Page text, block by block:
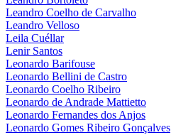
Leandro Coelho de Carvalho
Leandro Velloso
Leila Cuéllar
Lenir Santos
Leonardo Barifouse
Leonardo Bellini de Castro
Leonardo Coelho Ribeiro
Leonardo de Andrade Mattietto
Leonardo Fernandes dos Anjos
Leonardo Gomes Ribeiro Gonçalves